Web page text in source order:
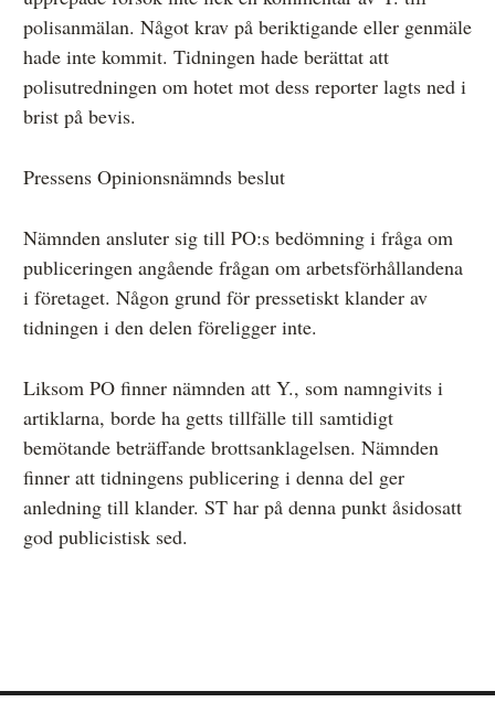
polisanmälan. Något krav på beriktigande eller genmäle
hade inte kommit. Tidningen hade berättat att
polisutredningen om hotet mot dess reporter lagts ned i
brist på bevis.
Pressens Opinionsnämnds beslut
Nämnden ansluter sig till PO:s bedömning i fråga om
publiceringen angående frågan om arbetsförhållandena
i företaget. Någon grund för pressetiskt klander av
tidningen i den delen föreligger inte.
Liksom PO finner nämnden att Y., som namngivits i
artiklarna, borde ha getts tillfälle till samtidigt
bemötande beträffande brottsanklagelsen. Nämnden
finner att tidningens publicering i denna del ger
anledning till klander. ST har på denna punkt åsidosatt
god publicistisk sed.